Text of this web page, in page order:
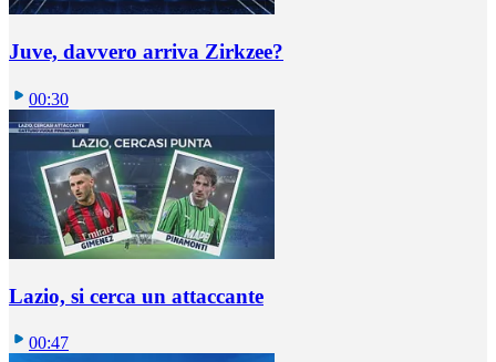
Juve, davvero arriva Zirkzee?
00:30
Lazio, si cerca un attaccante
00:47